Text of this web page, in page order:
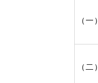
（一）
（二）